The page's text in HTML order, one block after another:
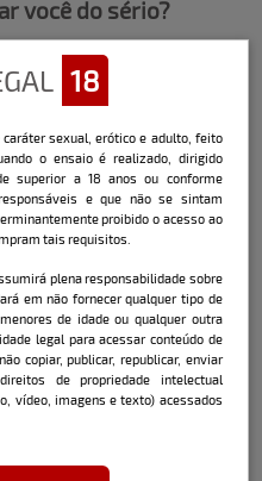
você do sério?
e me abalo com
me deixo levar
tem coisas que
que você mais
cabelo e pés.
mulher?
somente na
18
caráter sexual, erótico e adulto, feito
o ensaio é realizado, dirigido
superior a 18 anos ou conforme
e que não se sintam
proibido o acesso ao
tais requisitos.
plena responsabilidade sobre
em não fornecer qualquer tipo de
de idade ou qualquer outra
legal para acessar conteúdo de
copiar, publicar, republicar, enviar
de propriedade intelectual
vídeo, imagens e texto) acessados